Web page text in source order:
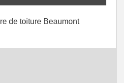
de toiture Beaumont